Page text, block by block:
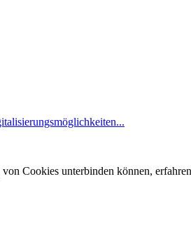
Cookies unterbinden können,